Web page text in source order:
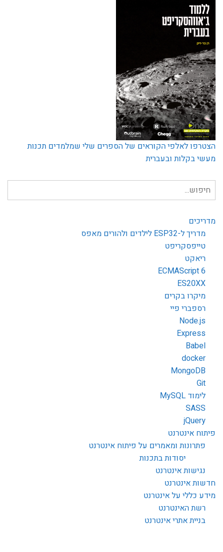
הצטרפו לאלפי הקוראים של הספרים שלי שמלמדים תכנות
מעשי בקלות ובעברית
חיפוש
עבור:
מדריכים
מדריך ל-ESP32 לילדים ולהורים מאפס
טייפסקריפט
ריאקט
ECMAScript 6
ES20XX
מיקרו בקרים
רספברי פיי
Node.js
Express
Babel
docker
MongoDB
Git
לימוד MySQL
SASS
jQuery
פיתוח אינטרנט
פתרונות ומאמרים על פיתוח אינטרנט
יסודות בתכנות
נגישות אינטרנט
חדשות אינטרנט
מידע כללי על אינטרנט
רשת האינטרנט
בניית אתרי אינטרנט